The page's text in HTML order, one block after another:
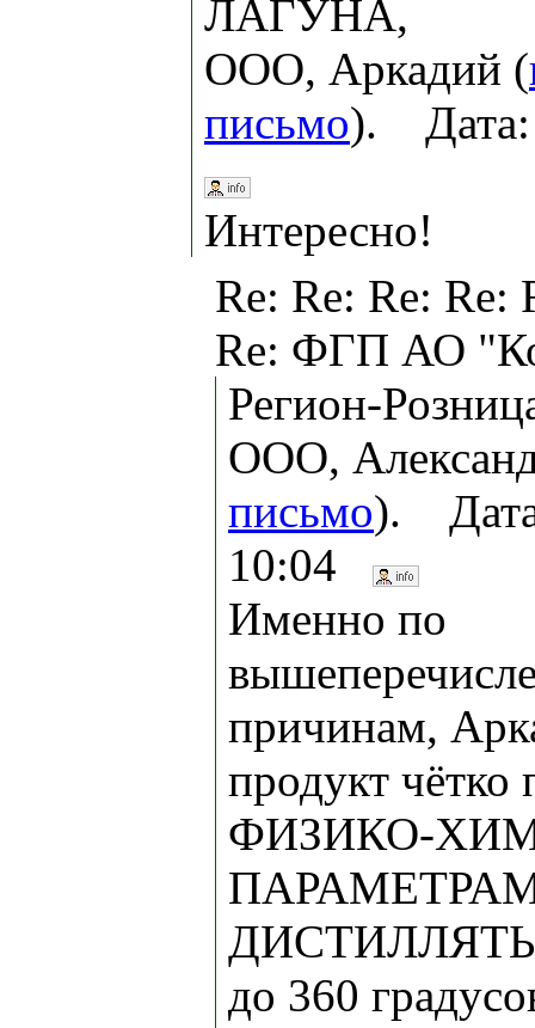
ЛАГУНА,
ООО, Аркадий (
письмо). Дата:
Интересно!
Re: Re: Re: Re:
Re: ФГП АО
Регион-
ООО,
письмо).
10:04
Именно по
причинам,
продукт чётко
ФИЗИКО-
ДИСТИЛЛЯТЫ-
до 360